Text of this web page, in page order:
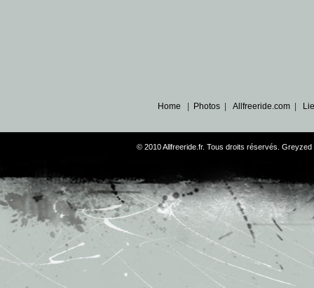
Home | Photos | Allfreeride.com |
© 2010 Allfreeride.fr. Tous droits réservés.